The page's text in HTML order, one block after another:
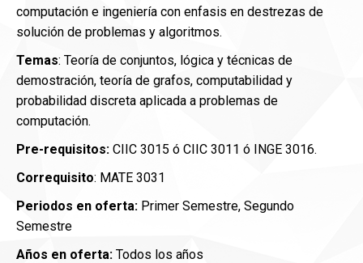
computación e ingeniería con enfasis en destrezas de
solución de problemas y algoritmos.
Temas: Teoría de conjuntos, lógica y técnicas de
demostración, teoría de grafos, computabilidad y
probabilidad discreta aplicada a problemas de
computación.
Pre-requisitos: CIIC 3015 ó CIIC 3011 ó INGE 3016.
Correquisito: MATE 3031
Periodos en oferta: Primer Semestre, Segundo
Semestre
Años en oferta: Todos los años